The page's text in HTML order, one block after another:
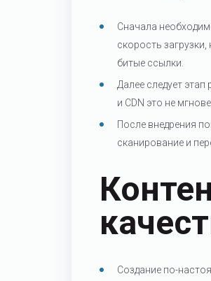
Сначала
скорость
битые ссылки.
Далее следует
и CDN это не
После внедрения
сканирование и
Создание по-